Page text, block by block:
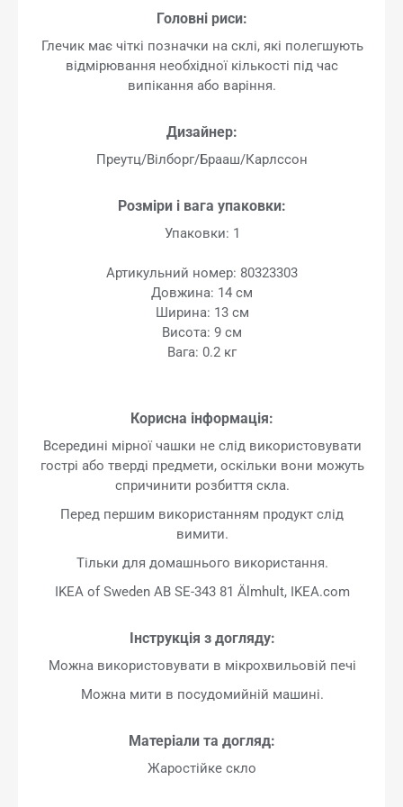
Головні риси:
Глечик має чіткі позначки на склі, які полегшують
відмірювання необхідної кількості під час
випікання або варіння.
Дизайнер:
Преутц/Вілборг/Брааш/Карлссон
Розміри і вага упаковки:
Упаковки: 1
Артикульний номер: 80323303
Довжина: 14 см
Ширина: 13 см
Висота: 9 см
Вага: 0.2 кг
Корисна інформація:
Всередині мірної чашки не слід використовувати
гострі або тверді предмети, оскільки вони можуть
спричинити розбиття скла.
Перед першим використанням продукт слід
вимити.
Тільки для домашнього використання.
IKEA of Sweden AB SE-343 81 Älmhult, IKEA.com
Інструкція з догляду:
Можна використовувати в мікрохвильовій печі
Можна мити в посудомийній машині.
Матеріали та догляд:
Жаростійке скло